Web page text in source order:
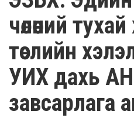
чөлөөний
төслийн
УИХ дахь
завсарлага